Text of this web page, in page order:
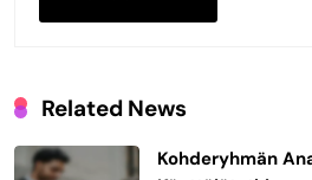
Related News
Kohderyhmän